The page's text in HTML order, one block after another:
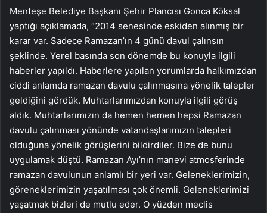
Menteşe Belediye Başkanı Şehir Plancısı Gonca Köksal
yaptığı açıklamada, “2014 senesinde eskiden alınmış bir
karar var. Sadece Ramazan’ın 4 günü davul çalınsın
şeklinde. Yerel basında son dönemde bu konuyla ilgili
haberler yapıldı. Haberlere yapılan yorumlarda halkımızdan
ciddi anlamda ramazan davulu çalınmasına yönelik talepler
geldiğini gördük. Muhtarlarımızdan konuyla ilgili görüş
aldık. Muhtarlarımızın da hemen hemen hepsi Ramazan
davulu çalınması yönünde vatandaşlarımızın talepleri
olduğuna yönelik görüşlerini bildirdiler. Bize de bunu
uygulamak düştü. Ramazan Ayı’nın manevi atmosferinde
ramazan davulunun anlamlı bir yeri var. Geleneklerimizin,
göreneklerimizin yaşatılması çok önemli. Geleneklerimizi
yaşatmak bizleri de mutlu eder. O yüzden meclis